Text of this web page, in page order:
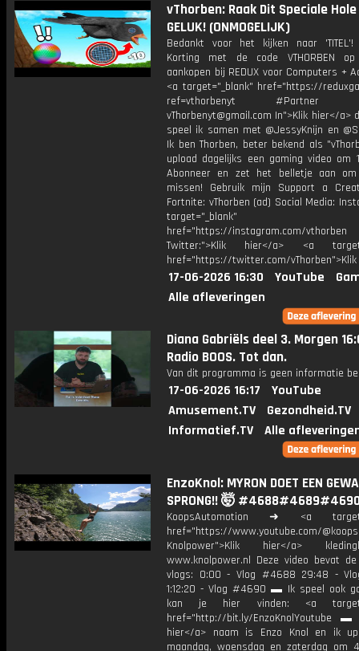
vThorben: Raak Dit Speciale
GELUK! (ONMOGELIJK)
Bedankt voor het kijken naar
Korting met de code VTHORBEN
aankopen bij REDUX voor Computers +
<a target="_blank" href="https://
ref=vthorbenyt #Partner
vThorbenyt@gmail.com In">Klik hier</a>
speel ik samen met @JessyKnijn en
Ik ben Thorben, beter bekend als
upload dagelijks een gaming video om
Abonneer en zet het belletje aan
missen! Gebruik mijn Support a
Fortnite: vThorben (ad) Social Media:
target="_blank"
href="https://instagram.com/vthorben
Twitter:">Klik hier</a> <a
href="https://twitter.com/
17-06-2026 16:30 YouTube
Alle afleveringen
Diana Gabriëls deel 3. Morgen
Radio BOOS. Tot dan.
Van dit programma is geen informatie
17-06-2026 16:17
YouTube
Amusement.TV
Gezondheid.TV
Informatief.TV
Alle
EnzoKnol: MYRON DOET EEN
SPRONG!! 🤯
KoopsAutomotion ➜ <a
href="https://www.youtube.com/
Knolpower">Klik hier</a>
www.knolpower.nl Deze video bevat
vlogs: 0:00 - Vlog #4688 29:48 -
1:12:20 - Vlog #4690 ▬ Ik speel ook
kan je hier vinden: <a
href="http://bit.ly/EnzoKnolYoutube ▬
hier</a> naam is Enzo Knol en ik
maandag, woensdag en zaterdag om